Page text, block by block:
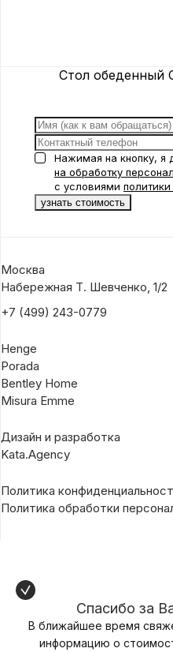
Стол обеденный
Нажимая на кнопку, я
на обработку
с условиями
Москва
Набережная Т. Шевченко, 1/2
+7 (499) 243-0779
Henge
Porada
Bentley Home
Misura Emme
Дизайн и разработка
Kata.Agency
Политика
Политика обработки
Спасибо за
В ближайшее время
информацию о